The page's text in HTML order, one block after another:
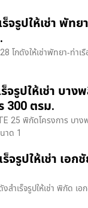
ร็จรูปให้เช่า พัท
โกดังให้เช่าพัทยา-ท่า
ร็จรูปให้เช่า บา
300 ตรม.
25 พิกัดโครงการ บา
าด 1
ร็จรูปให้เช่า เอ
งสำเร็จรูปให้เช่า พิกัด เ